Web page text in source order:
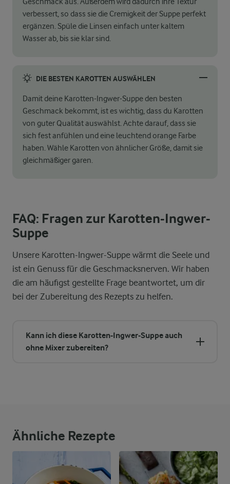
verbessert, so dass sie die Cremigkeit der Suppe perfekt
ergänzen. Spüle die Linsen einfach unter kaltem
Wasser ab, bis sie klar sind.
DIE BESTEN KAROTTEN AUSWÄHLEN
Damit deine Karotten-Ingwer-Suppe den besten
Geschmack bekommt, ist es wichtig, dass du Karotten
von guter Qualität auswählst. Achte darauf, dass sie
sich fest anfühlen und eine leuchtend orange Farbe
haben. Wähle Karotten von ähnlicher Größe, damit sie
gleichmäßiger garen.
FAQ: Fragen zur Karotten-Ingwer-
Suppe
Unsere Karotten-Ingwer-Suppe wärmt die Seele und
ist ein Genuss für die Geschmacksnerven. Wir haben
die am häufigst gestellte Frage beantwortet, um dir
bei der Zubereitung des Rezepts zu helfen.
Kann ich diese Karotten-Ingwer-Suppe auch
ohne Mixer zubereiten?
Ähnliche Rezepte